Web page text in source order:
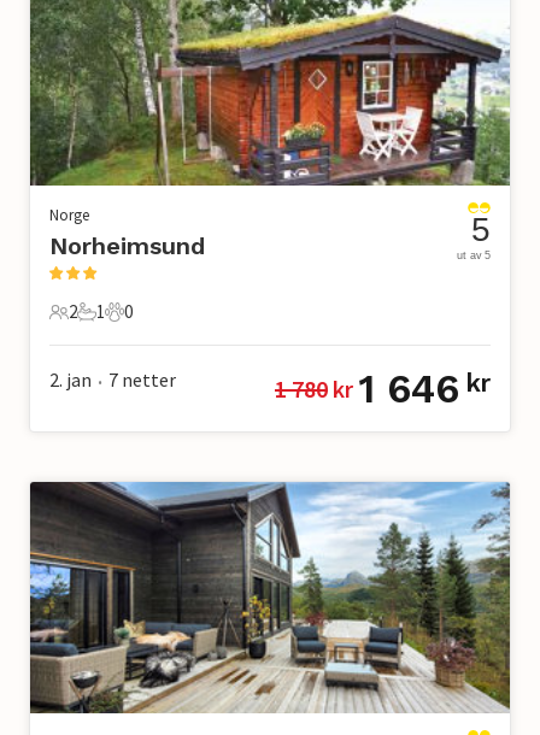
Norge
Norheimsund
2 Gjester
2
1 Bad
1
0 Kjæledyr
0
5
ut av 5
2. jan • 7 netter 1 780 kr 1 646 kr